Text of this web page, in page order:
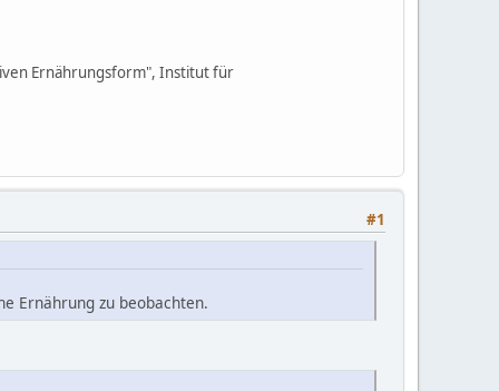
Ernährungsform", Institut für
#1
Ernährung zu beobachten.